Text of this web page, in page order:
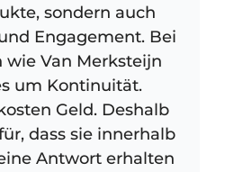
sondern auch
Engagement. Bei
Van Merksteijn
um Kontinuität.
Geld. Deshalb
dass sie innerhalb
Antwort erhalten